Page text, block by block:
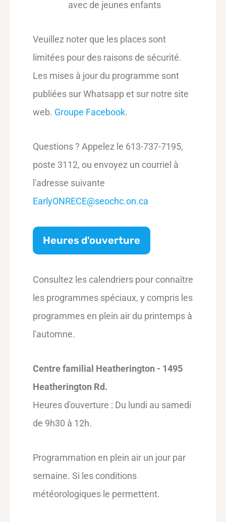
avec de jeunes enfants
Veuillez noter que les places sont
limitées pour des raisons de sécurité.
Les mises à jour du programme sont
publiées sur Whatsapp et sur notre site
web. Groupe Facebook.
Questions ? Appelez le 613-737-7195,
poste 3112, ou envoyez un courriel à
l'adresse suivante
EarlyONRECE@seochc.on.ca
Heures d'ouverture
Consultez les calendriers pour connaître
les programmes spéciaux, y compris les
programmes en plein air du printemps à
l'automne.
Centre familial Heatherington - 1495
Heatherington Rd.
Heures d'ouverture : Du lundi au samedi
de 9h30 à 12h.
Programmation en plein air un jour par
semaine. Si les conditions
météorologiques le permettent.